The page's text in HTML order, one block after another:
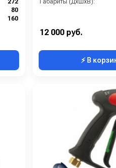
272
80
160
Габариты (ДхШхВ):
12 000 руб.
⚡ В